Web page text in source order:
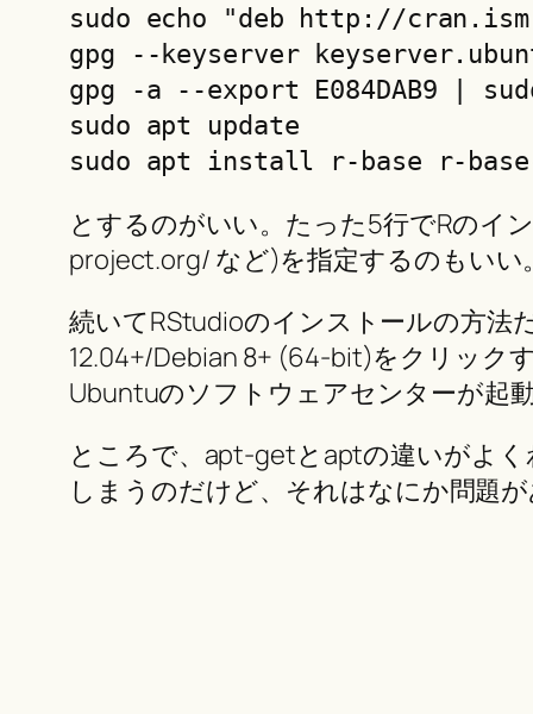
sudo echo "deb http://
gpg --keyserver
gpg -a --export E084DAB9 |
sudo apt update
sudo apt install r-base r-
とするのがいい。たった5行でRのイ
project.org/ など)を指定するのもいい
続いてRStudioのインストールの方法
12.04+/Debian 8+ (64-bit)をクリック
Ubuntuのソフトウェアセンターが起
ところで、apt-getとaptの違いがよ
しまうのだけど、それはなにか問題